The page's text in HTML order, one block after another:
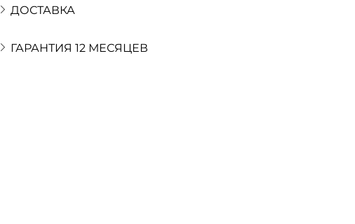
ДОСТАВКА
ГАРАНТИЯ 12 МЕСЯЦЕВ